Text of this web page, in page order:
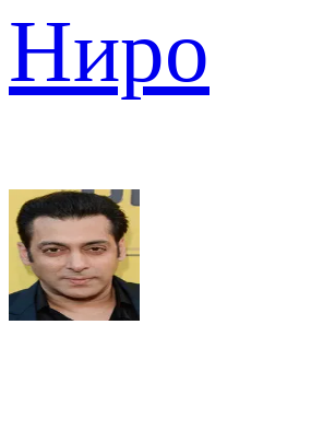
Ниро